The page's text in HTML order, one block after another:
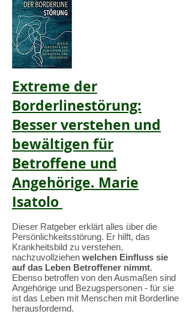
Extreme der
Borderlinestörung:
Besser verstehen und
bewältigen für
Betroffene und
Angehörige. Marie
Isatolo
Dieser Ratgeber erklärt alles über die
Persönlichkeitsstörung. Er hilft, das
Krankheitsbild zu verstehen,
nachzuvollziehen welchen Einfluss sie
auf das Leben Betroffener nimmt.
Ebenso betroffen von den Ausmaßen sind
Angehörige und Bezugspersonen - für sie
ist das Leben mit Menschen mit Borderline
herausfordernd.